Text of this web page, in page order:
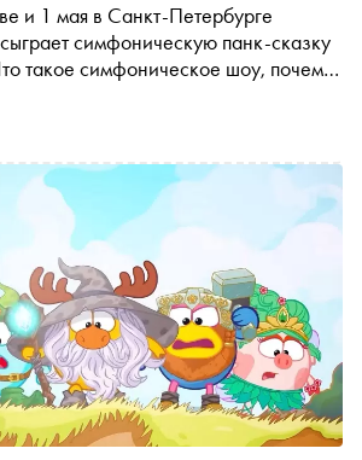
и 1 мая в Санкт-Петербурге
симфоническую панк-сказку
такое симфоническое шоу, почему
Князя — рассказывает